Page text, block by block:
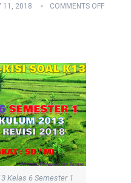
11, 2018 COMMENTS OFF
Kelas 6 Semester 1